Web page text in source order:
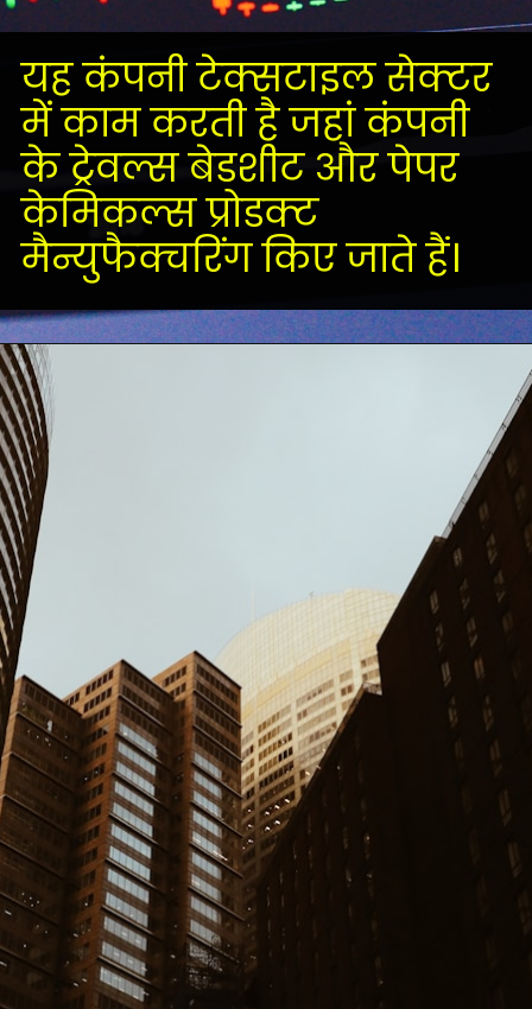
यह कंपनी टेक्सटाइल सेक्टर
में काम करती है जहां कंपनी
के ट्रेवल्स बेडशीट और पेपर
केमिकल्स प्रोडक्ट
मैन्युफैक्चरिंग किए जाते हैं।